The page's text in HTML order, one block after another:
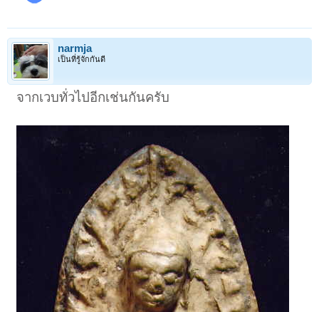
narmja
เป็นที่รู้จักกันดี
จากเวบทั่วไปอีกเช่นกันครับ